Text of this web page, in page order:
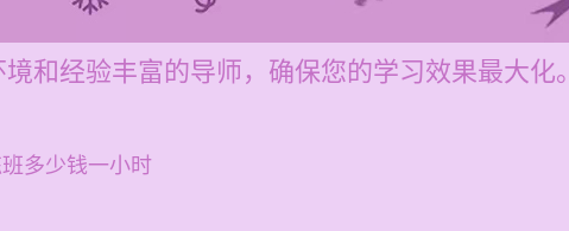
和经验丰富的导师，确保您的学习效果最大化。
多少钱一小时